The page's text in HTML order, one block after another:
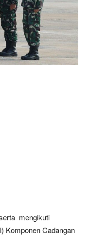
mengikuti
Komponen Cadangan